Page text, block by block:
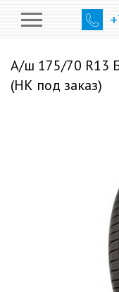
А/ш 175/70 R13
(НК под заказ)